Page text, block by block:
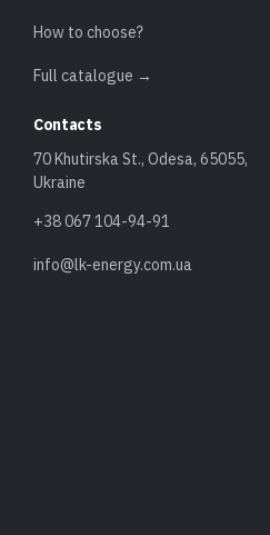
How to choose?
Full catalogue →
Contacts
70 Khutirska St., Odesa, 65055,
Ukraine
+38 067 104-94-91
info@lk-energy.com.ua